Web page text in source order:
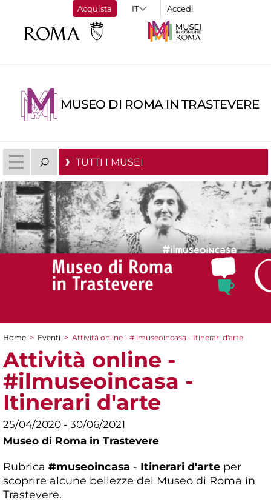
Acquista Accedi
MUSEO DI ROMA IN TRASTEVERE
TUTTI I MUSEI
Tu sei qui
Home > Eventi > Attività online - #ilmuseoincasa - Itinerari d'arte
Attività online -
#ilmuseoincasa -
Itinerari d'arte
25/04/2020 - 30/06/2021
Museo di Roma in Trastevere
Rubrica #museoincasa - Itinerari d'arte per
scoprire alcune bellezze del Museo di Roma in
Trastevere.